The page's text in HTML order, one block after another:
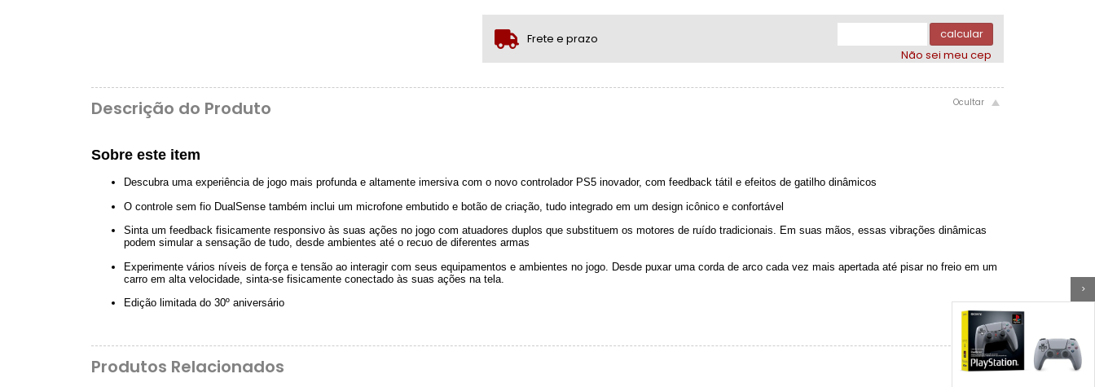
>
... ....
Frete e prazo
calcular
Não sei meu cep
Descrição do Produto
Sobre este item
Descubra uma experiência de jogo mais profunda e altamente imersiva com o novo controlador PS5 inovador, com feedback tátil e efeitos de gatilho dinâmicos
O controle sem fio DualSense também inclui um microfone embutido e botão de criação, tudo integrado em um design icônico e confortável
Sinta um feedback fisicamente responsivo às suas ações no jogo com atuadores duplos que substituem os motores de ruído tradicionais. Em suas mãos, essas vibrações dinâmicas
podem simular a sensação de tudo, desde ambientes até o recuo de diferentes armas
Experimente vários níveis de força e tensão ao interagir com seus equipamentos e ambientes no jogo. Desde puxar uma corda de arco cada vez mais apertada até pisar no freio em um
carro em alta velocidade, sinta-se fisicamente conectado às suas ações na tela.
Edição limitada do 30º aniversário
Produtos Relacionados